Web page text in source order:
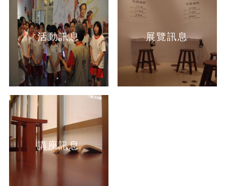
活動訊息 展覽訊息
講座訊息